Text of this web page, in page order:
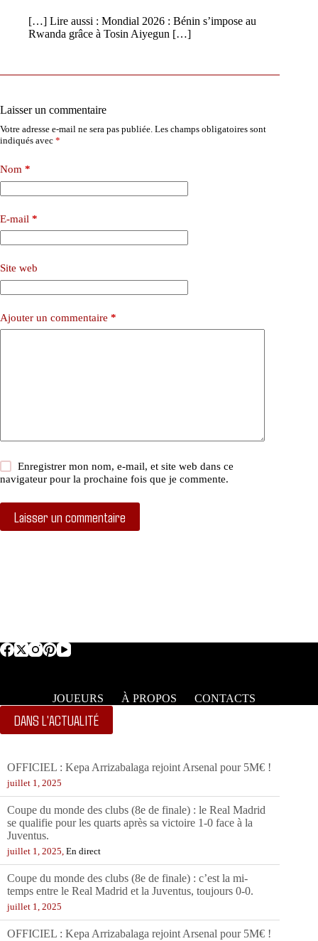
[…] Lire aussi : Mondial 2026 : Bénin s’impose au
Rwanda grâce à Tosin Aiyegun […]
Laisser un commentaire
Votre adresse e-mail ne sera pas publiée. Les champs obligatoires sont
indiqués avec *
Nom *
E-mail *
Site web
Ajouter un commentaire *
Enregistrer mon nom, e-mail, et site web dans ce
navigateur pour la prochaine fois que je commente.
Laisser un commentaire
JOUEURS À PROPOS CONTACTS
DANS L'ACTUALITÉ
Coupe du monde des clubs (8e de finale) : le Real Madrid
se qualifie pour les quarts après sa victoire 1-0 face à la
juillet 1, 2025,En direct
temps entre le Real Madrid et la Juventus, toujours 0-0.
juillet 1, 2025
OFFICIEL : Kepa Arrizabalaga rejoint Arsenal pour 5M€ !
juillet 1, 2025